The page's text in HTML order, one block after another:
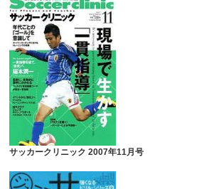
サッカークリニック 2007年11月号